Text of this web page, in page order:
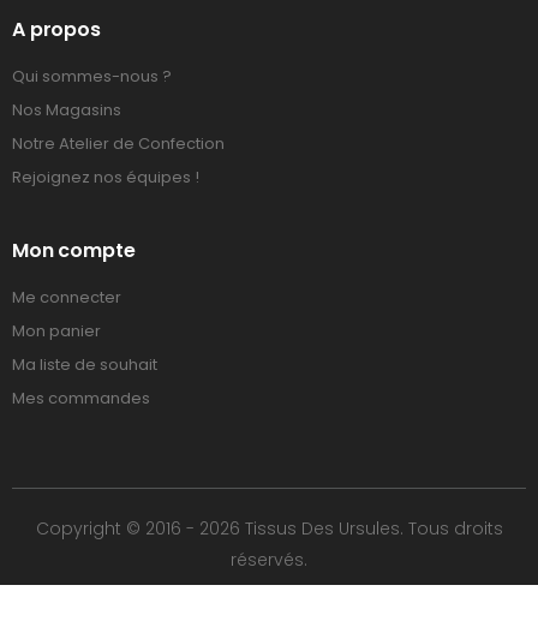
A propos
Qui sommes-nous ?
Nos Magasins
Notre Atelier de Confection
Rejoignez nos équipes !
Mon compte
Me connecter
Mon panier
Ma liste de souhait
Mes commandes
Copyright © 2016 - 2026 Tissus Des Ursules. Tous droits
réservés.